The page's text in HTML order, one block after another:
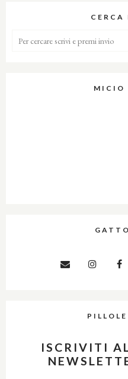
CERCA
MICIO
ISCRIVITI